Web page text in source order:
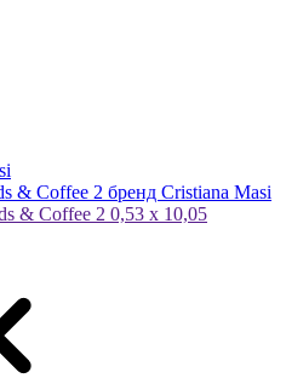
& Coffee 2 бренд Cristiana Masi
& Coffee 2 0,53 x 10,05